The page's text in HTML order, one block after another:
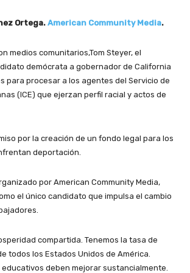
Ortega. American Community Media.
medios comunitarios,Tom Steyer, el
demócrata a gobernador de California
para procesar a los agentes del Servicio de
(ICE) que ejerzan perfil racial y actos de
por la creación de un fondo legal para los
deportación.
por American Community Media,
el único candidato que impulsa el cambio
compartida. Tenemos la tasa de
todos los Estados Unidos de América.
deben mejorar sustancialmente.